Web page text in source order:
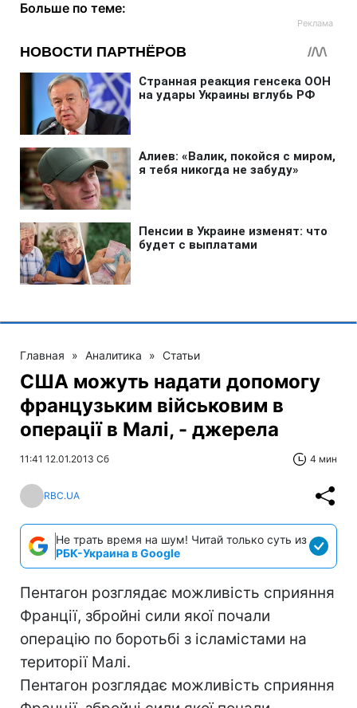
Больше по теме:
Главная » Аналитика » Статьи
США можуть надати допомогу
французьким військовим в
операції в Малі, - джерела
11:41 12.01.2013 Сб 4 мин
RBC.UA
Не трать время на шум! Читай только суть из
РБК-Украина в Google
Пентагон розглядає можливість сприяння
Франції, збройні сили якої почали
операцію по боротьбі з ісламістами на
території Малі.
Пентагон розглядає можливість сприяння